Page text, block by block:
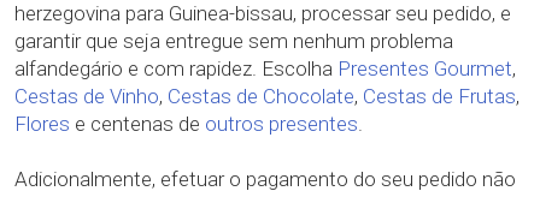
herzegovina para Guinea-bissau, processar seu pedido, e
garantir que seja entregue sem nenhum problema
alfandegário e com rapidez. Escolha Presentes Gourmet,
Cestas de Vinho, Cestas de Chocolate, Cestas de Frutas,
Flores e centenas de outros presentes.
Adicionalmente, efetuar o pagamento do seu pedido não